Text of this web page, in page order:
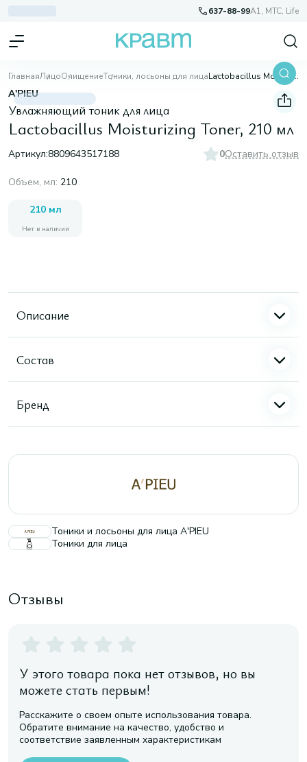
637-88-99A1, МТС, Life
ГлавнаяЛицоОчищениеТоники, лосьоны для лица Lactobacillus Moisturizing Toner, 210 мл
A'PIEU
Увлажняющий тоник для лица
Lactobacillus Moisturizing Toner, 210 мл
Артикул:8809643517188 0Оставить отзыв
Объем, мл: 210
210 мл
Нет в наличии
Описание
Состав
Бренд
Тоники и лосьоны для лица A'PIEU
Тоники для лица
Отзывы
У этого товара пока нет отзывов, но вы
можете стать первым!
Расскажите о своем опыте использования товара.
Обратите внимание на качество, удобство и
соответствие заявленным характеристикам